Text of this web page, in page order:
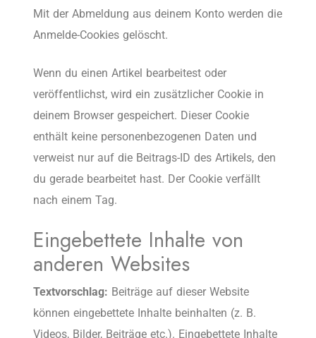
Mit der Abmeldung aus deinem Konto werden die
Anmelde-Cookies gelöscht.
Wenn du einen Artikel bearbeitest oder
veröffentlichst, wird ein zusätzlicher Cookie in
deinem Browser gespeichert. Dieser Cookie
enthält keine personenbezogenen Daten und
verweist nur auf die Beitrags-ID des Artikels, den
du gerade bearbeitet hast. Der Cookie verfällt
nach einem Tag.
Eingebettete Inhalte von
anderen Websites
Textvorschlag: Beiträge auf dieser Website
können eingebettete Inhalte beinhalten (z. B.
Videos, Bilder, Beiträge etc.). Eingebettete Inhalte